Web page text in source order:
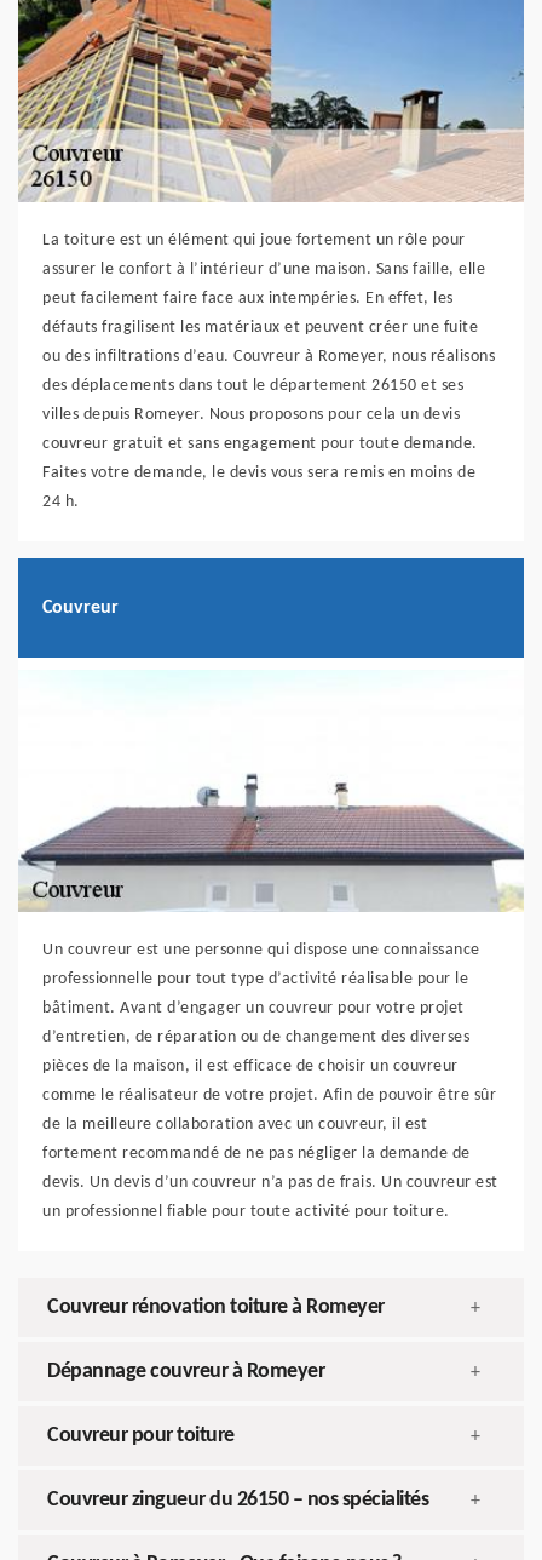
La toiture est un élément qui joue fortement un rôle pour
assurer le confort à l’intérieur d’une maison. Sans faille, elle
peut facilement faire face aux intempéries. En effet, les
défauts fragilisent les matériaux et peuvent créer une fuite
ou des infiltrations d’eau. Couvreur à Romeyer, nous réalisons
des déplacements dans tout le département 26150 et ses
villes depuis Romeyer. Nous proposons pour cela un devis
couvreur gratuit et sans engagement pour toute demande.
Faites votre demande, le devis vous sera remis en moins de
24 h.
Couvreur
Un couvreur est une personne qui dispose une connaissance
professionnelle pour tout type d’activité réalisable pour le
bâtiment. Avant d’engager un couvreur pour votre projet
d’entretien, de réparation ou de changement des diverses
pièces de la maison, il est efficace de choisir un couvreur
comme le réalisateur de votre projet. Afin de pouvoir être sûr
de la meilleure collaboration avec un couvreur, il est
fortement recommandé de ne pas négliger la demande de
devis. Un devis d’un couvreur n’a pas de frais. Un couvreur est
un professionnel fiable pour toute activité pour toiture.
Couvreur rénovation toiture à Romeyer +
Dépannage couvreur à Romeyer +
Couvreur pour toiture +
Couvreur zingueur du 26150 – nos spécialités +